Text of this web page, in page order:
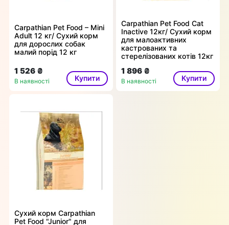
Carpathian Pet Food – Mini
Adult 12 кг/ Сухий корм
для дорослих собак
малий порід 12 кг
1 526 ₴
В наявності Купити
Carpathian Pet Food Cat
Inactive 12кг/ Сухий корм
для малоактивних
кастрованих та
стерелізованих котів 12кг
1 896 ₴
В наявності Купити
Сухий корм Carpathian
Pet Food "Junior" для